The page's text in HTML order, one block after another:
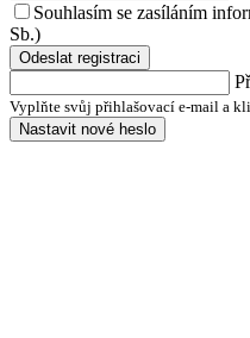
Souhlasím se zasíláním
Sb.)
Odeslat registraci
Vyplňte svůj přihlašovací e-mail a
Nastavit nové heslo